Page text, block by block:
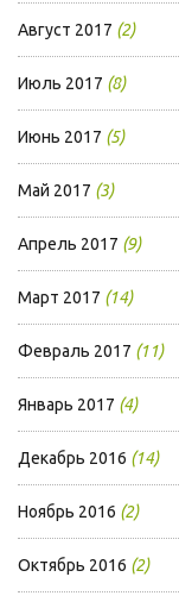
Август 2017 (2)
Июль 2017 (8)
Июнь 2017 (5)
Май 2017 (3)
Апрель 2017 (9)
Март 2017 (14)
Февраль 2017 (11)
Январь 2017 (4)
Декабрь 2016 (14)
Ноябрь 2016 (2)
Октябрь 2016 (2)